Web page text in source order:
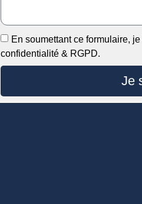
En soumettant ce formulaire,
confidentialité & RGPD.
Je